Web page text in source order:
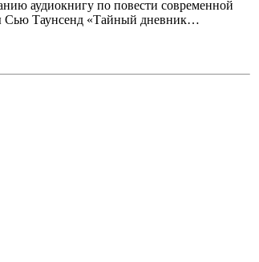
аудиокнигу по повести современной
Сью Таунсенд «Тайный дневник…